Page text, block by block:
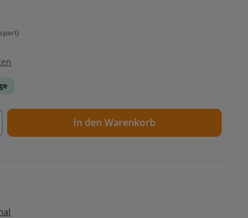
gewünschten Wert ein oder
In den Warenkorb